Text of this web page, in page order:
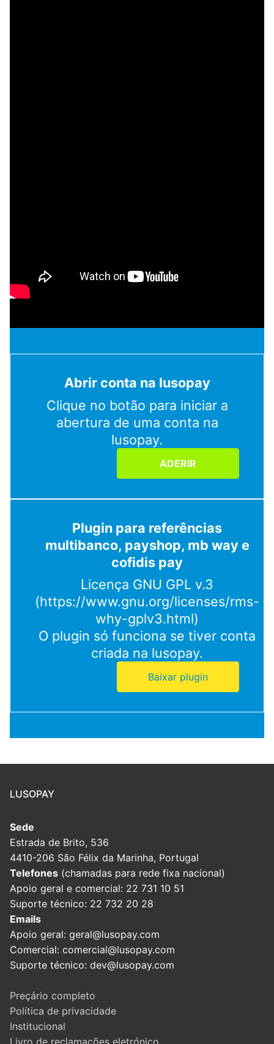
Abrir conta na lusopay
Clique no botão para iniciar a
abertura de uma conta na
lusopay.
ADERIR
Plugin para referências
multibanco, payshop, mb way e
cofidis pay
Licença GNU GPL v.3
(https://www.gnu.org/licenses/rms-
why-gplv3.html)
O plugin só funciona se tiver conta
criada na lusopay.
Baixar plugin
LUSOPAY
Sede
Estrada de Brito, 536
4410-206 São Félix da Marinha, Portugal
Telefones (chamadas para rede fixa nacional)
Apoio geral e comercial: 22 731 10 51
Suporte técnico: 22 732 20 28
Emails
Apoio geral: geral@lusopay.com
Comercial: comercial@lusopay.com
Suporte técnico: dev@lusopay.com
Preçário completo
Política de privacidade
Institucional
Livro de reclamações eletrónico